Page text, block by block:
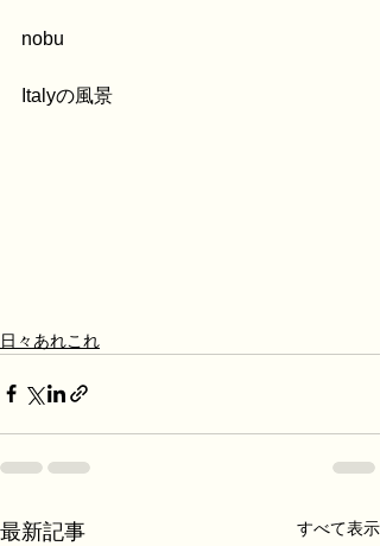
nobu
Italyの風景
日々あれこれ
最新記事 すべて表示